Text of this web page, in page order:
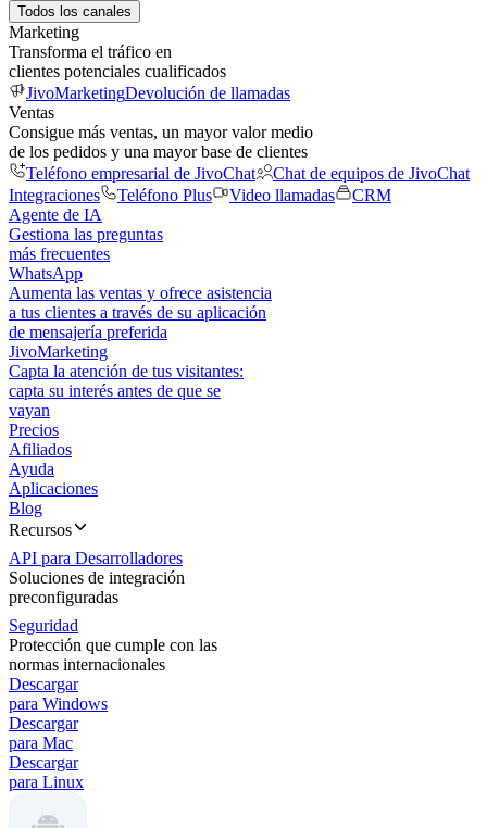
Todos los canales
Marketing
Transforma el tráfico en
clientes potenciales cualificados
JivoMarketingDevolución de llamadas
Ventas
Consigue más ventas, un mayor valor medio
de los pedidos y una mayor base de clientes
Teléfono empresarial de JivoChat
Chat de equipos de JivoChat
Integraciones
Teléfono Plus Video llamadas
CRM
Agente de IA
Gestiona las preguntas
más frecuentes
WhatsApp
Aumenta las ventas y ofrece asistencia
a tus clientes a través de su aplicación
de mensajería preferida
JivoMarketing
Capta la atención de tus visitantes:
capta su interés antes de que se
vayan
Precios
Afiliados
Ayuda
Aplicaciones
Blog
Recursos
API para Desarrolladores
Soluciones de integración
preconfiguradas
Seguridad
Protección que cumple con las
normas internacionales
Descargar
para Windows
Descargar
para Mac
Descargar
para Linux